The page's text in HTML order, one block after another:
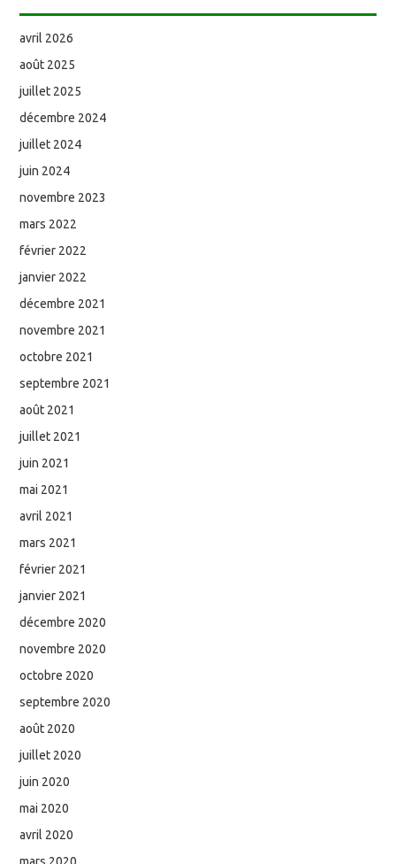
avril 2026
août 2025
juillet 2025
décembre 2024
juillet 2024
juin 2024
novembre 2023
mars 2022
février 2022
janvier 2022
décembre 2021
novembre 2021
octobre 2021
septembre 2021
août 2021
juillet 2021
juin 2021
mai 2021
avril 2021
mars 2021
février 2021
janvier 2021
décembre 2020
novembre 2020
octobre 2020
septembre 2020
août 2020
juillet 2020
juin 2020
mai 2020
avril 2020
mars 2020